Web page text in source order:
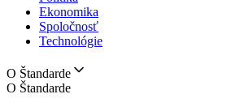
Ekonomika
Spoločnosť
Technológie
O Štandarde
O Štandarde